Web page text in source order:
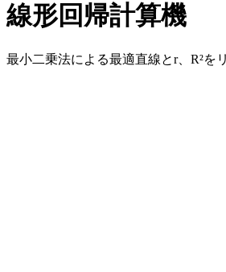
線形回帰計算機
最小二乗法による最適直線とr、R²を